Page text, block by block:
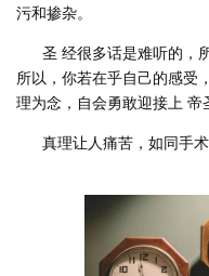
污和掺杂。
圣 经很多话是难听的，所
所以，你若在乎自己的感受
理为念，自会勇敢迎接上 帝
真理让人痛苦，如同手术